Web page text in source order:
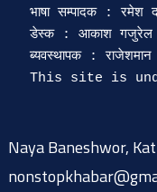
भाषा सम्पादक : रमेश
डेस्क : आकाश गजुरेल र
ब्यवस्थापक : राजेशमान
Naya Baneshwor,